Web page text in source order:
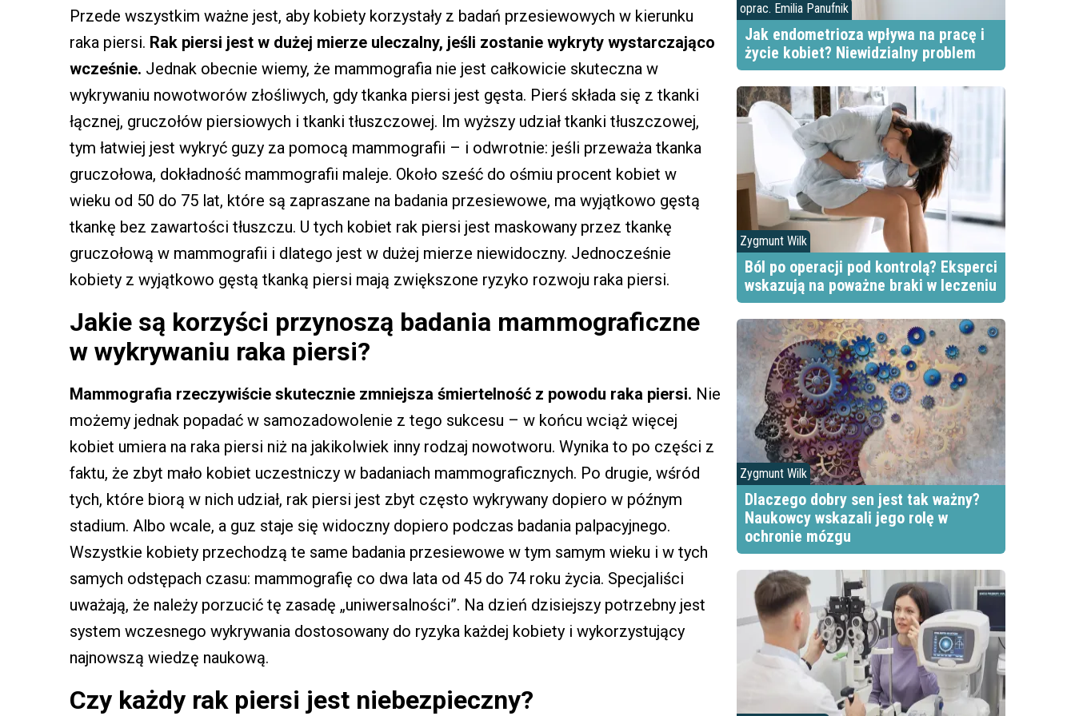
Przede wszystkim ważne jest, aby kobiety korzystały z badań przesiewowych w kierunku
raka piersi. Rak piersi jest w dużej mierze uleczalny, jeśli zostanie wykryty wystarczająco
wcześnie. Jednak obecnie wiemy, że mammografia nie jest całkowicie skuteczna w
wykrywaniu nowotworów złośliwych, gdy tkanka piersi jest gęsta. Pierś składa się z tkanki
łącznej, gruczołów piersiowych i tkanki tłuszczowej. Im wyższy udział tkanki tłuszczowej,
tym łatwiej jest wykryć guzy za pomocą mammografii – i odwrotnie: jeśli przeważa tkanka
gruczołowa, dokładność mammografii maleje. Około sześć do ośmiu procent kobiet w
wieku od 50 do 75 lat, które są zapraszane na badania przesiewowe, ma wyjątkowo gęstą
tkankę bez zawartości tłuszczu. U tych kobiet rak piersi jest maskowany przez tkankę
gruczołową w mammografii i dlatego jest w dużej mierze niewidoczny. Jednocześnie
kobiety z wyjątkowo gęstą tkanką piersi mają zwiększone ryzyko rozwoju raka piersi.
Jakie są korzyści przynoszą badania mammograficzne
w wykrywaniu raka piersi?
Mammografia rzeczywiście skutecznie zmniejsza śmiertelność z powodu raka piersi. Nie
możemy jednak popadać w samozadowolenie z tego sukcesu – w końcu wciąż więcej
kobiet umiera na raka piersi niż na jakikolwiek inny rodzaj nowotworu. Wynika to po części z
faktu, że zbyt mało kobiet uczestniczy w badaniach mammograficznych. Po drugie, wśród
tych, które biorą w nich udział, rak piersi jest zbyt często wykrywany dopiero w późnym
stadium. Albo wcale, a guz staje się widoczny dopiero podczas badania palpacyjnego.
Wszystkie kobiety przechodzą te same badania przesiewowe w tym samym wieku i w tych
samych odstępach czasu: mammografię co dwa lata od 45 do 74 roku życia. Specjaliści
uważają, że należy porzucić tę zasadę „uniwersalności”. Na dzień dzisiejszy potrzebny jest
system wczesnego wykrywania dostosowany do ryzyka każdej kobiety i wykorzystujący
najnowszą wiedzę naukową.
Czy każdy rak piersi jest niebezpieczny?
oprac. Emilia Panufnik
Jak endometrioza wpływa na pracę i
życie kobiet? Niewidzialny problem
Zygmunt Wilk
Ból po operacji pod kontrolą? Eksperci
wskazują na poważne braki w leczeniu
Zygmunt Wilk
Dlaczego dobry sen jest tak ważny?
Naukowcy wskazali jego rolę w
ochronie mózgu